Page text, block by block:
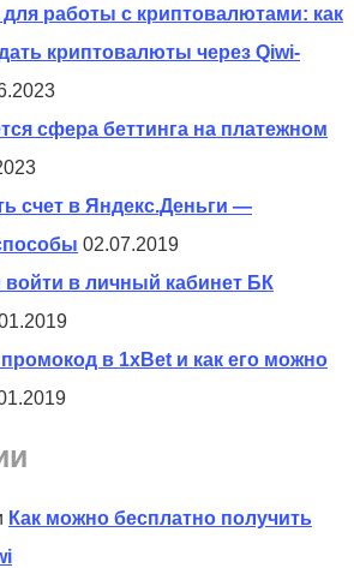
для работы с криптовалютами: как
криптовалюты через Qiwi-
сфера беттинга на платежном
счет в Яндекс.Деньги —
02.07.2019
в личный кабинет БК
в 1xBet и как его можно
Как можно бесплатно получить